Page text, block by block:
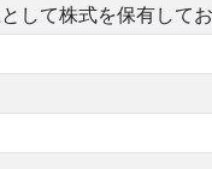
して株式を保有してお